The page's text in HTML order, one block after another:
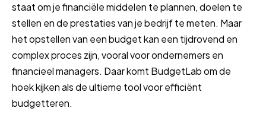
staat om je financiële middelen te plannen, doelen te
stellen en de prestaties van je bedrijf te meten. Maar
het opstellen van een budget kan een tijdrovend en
complex proces zijn, vooral voor ondernemers en
financieel managers. Daar komt BudgetLab om de
hoek kijken als de ultieme tool voor efficiënt
budgetteren.